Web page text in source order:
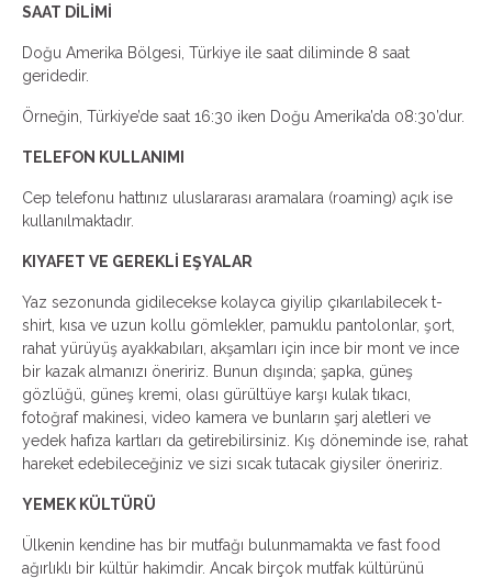
SAAT DİLİMİ
Doğu Amerika Bölgesi, Türkiye ile saat diliminde 8 saat
geridedir.
Örneğin, Türkiye’de saat 16:30 iken Doğu Amerika’da 08:30’dur.
TELEFON KULLANIMI
Cep telefonu hattınız uluslararası aramalara (roaming) açık ise
kullanılmaktadır.
KIYAFET VE GEREKLİ EŞYALAR
Yaz sezonunda gidilecekse kolayca giyilip çıkarılabilecek t-
shirt, kısa ve uzun kollu gömlekler, pamuklu pantolonlar, şort,
rahat yürüyüş ayakkabıları, akşamları için ince bir mont ve ince
bir kazak almanızı öneririz. Bunun dışında; şapka, güneş
gözlüğü, güneş kremi, olası gürültüye karşı kulak tıkacı,
fotoğraf makinesi, video kamera ve bunların şarj aletleri ve
yedek hafıza kartları da getirebilirsiniz. Kış döneminde ise, rahat
hareket edebileceğiniz ve sizi sıcak tutacak giysiler öneririz.
YEMEK KÜLTÜRÜ
Ülkenin kendine has bir mutfağı bulunmamakta ve fast food
ağırlıklı bir kültür hakimdir. Ancak birçok mutfak kültürünü